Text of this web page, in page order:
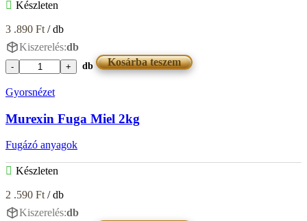
Készleten
3 .890 Ft / db
Kiszerelés:db
Murexin
Manhattan
mennyiség
db Kosárba teszem
Gyorsnézet
Murexin Fuga Miel 2kg
Fugázó anyagok
Készleten
2 .590 Ft / db
Kiszerelés:db